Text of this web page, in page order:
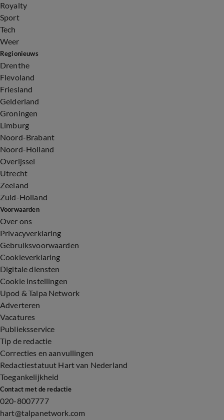
Royalty
Sport
Tech
Weer
Regionieuws
Drenthe
Flevoland
Friesland
Gelderland
Groningen
Limburg
Noord-Brabant
Noord-Holland
Overijssel
Utrecht
Zeeland
Zuid-Holland
Voorwaarden
Over ons
Privacyverklaring
Gebruiksvoorwaarden
Cookieverklaring
Digitale diensten
Cookie instellingen
Upod & Talpa Network
Adverteren
Vacatures
Publieksservice
Tip de redactie
Correcties en aanvullingen
Redactiestatuut Hart van Nederland
Toegankelijkheid
Contact met de redactie
020-8007777
hart@talpanetwork.com